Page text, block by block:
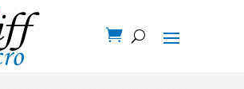
